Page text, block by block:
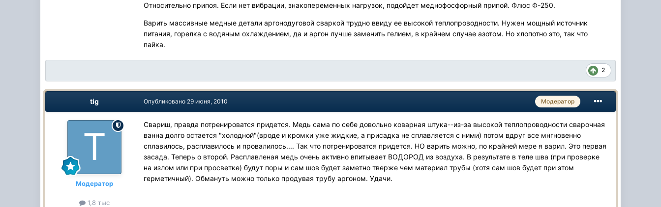
Относительно припоя. Если нет вибрации, знакопеременных нагрузок, подойдет меднофосфорный припой. Флюс Ф-250.
Варить массивные медные детали аргонодуговой сваркой трудно ввиду ее высокой теплопроводности. Нужен мощный источник
питания, горелка с водяным охлаждением, да и аргон лучше заменить гелием, в крайнем случае азотом. Но хлопотно это, так что
пайка.
2
tig
Модератор
1,8 тыс
Модератор
Опубликовано 29 июня, 2010
Свариш, правда потренироватся придется. Медь сама по себе довольно коварная штука--из-за высокой теплопроводности сварочная
ванна долго остается "холодной"(вроде и кромки уже жидкие, а присадка не сплавляется с ними) потом вдруг все мнгновенно
сплавилось, расплавилось и провалилось.... Так что потренироватся придется. НО варить можно, по крайней мере я варил. Это первая
засада. Теперь о второй. Расплавленая медь очень активно впитывает ВОДОРОД из воздуха. В результате в теле шва (при проверке
на излом или при просветке) будут поры и сам шов будет заметно тверже чем материал трубы (хотя сам шов будет при этом
герметичный). Обмануть можно только продувая трубу аргоном. Удачи.